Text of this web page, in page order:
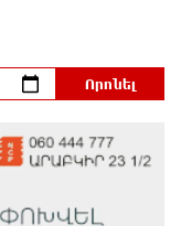
քաղաքացու
7 ժամ առաջ